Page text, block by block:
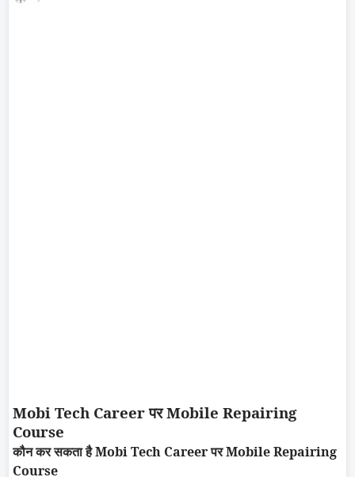
Mobi Tech CareerपरMobile Repairing
Course
कौन कर सकता हैMobiTech CareerपरMobile Repairing
Course